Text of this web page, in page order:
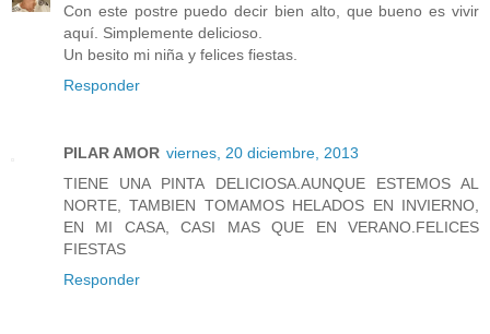
Con este postre puedo decir bien alto, que bueno es vivir
aquí. Simplemente delicioso.
Un besito mi niña y felices fiestas.
Responder
PILAR AMOR viernes, 20 diciembre, 2013
TIENE UNA PINTA DELICIOSA.AUNQUE ESTEMOS AL
NORTE, TAMBIEN TOMAMOS HELADOS EN INVIERNO,
EN MI CASA, CASI MAS QUE EN VERANO.FELICES
FIESTAS
Responder